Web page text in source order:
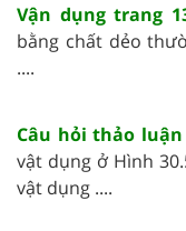
Vận dụng trang
bằng chất dẻo
....
Câu hỏi thảo luận
vật dụng ở Hình
vật dụng ....